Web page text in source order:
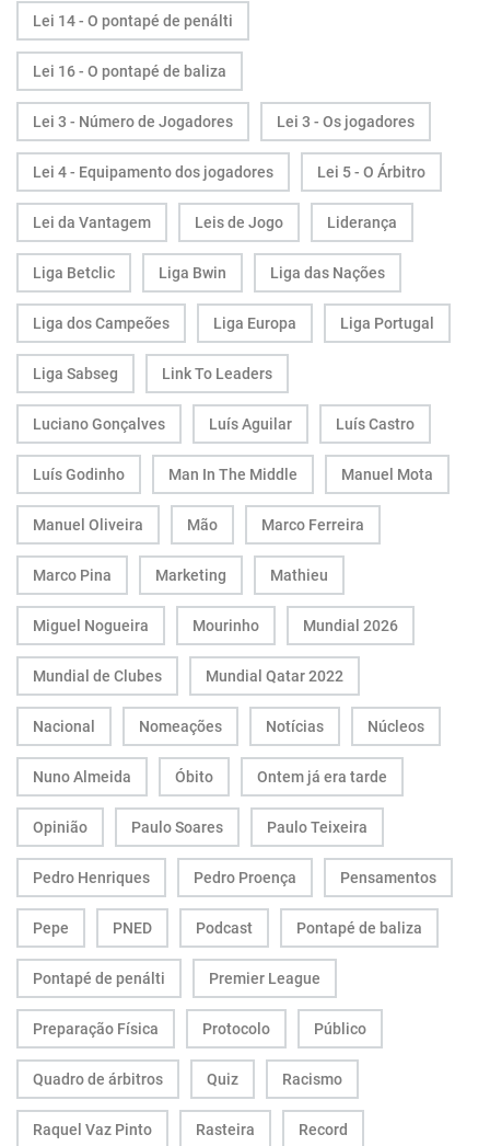
Lei 14 - O pontapé de penálti
Lei 16 - O pontapé de baliza
Lei 3 - Número de Jogadores Lei 3 - Os jogadores
Lei 4 - Equipamento dos jogadores Lei 5 - O Árbitro
Lei da Vantagem Leis de Jogo Liderança
Liga Betclic Liga Bwin Liga das Nações
Liga dos Campeões Liga Europa Liga Portugal
Liga Sabseg Link To Leaders
Luciano Gonçalves Luís Aguilar Luís Castro
Luís Godinho Man In The Middle Manuel Mota
Manuel Oliveira Mão Marco Ferreira
Marco Pina Marketing Mathieu
Miguel Nogueira Mourinho Mundial 2026
Mundial de Clubes Mundial Qatar 2022
Nacional Nomeações Notícias Núcleos
Nuno Almeida Óbito Ontem já era tarde
Opinião Paulo Soares Paulo Teixeira
Pedro Henriques Pedro Proença Pensamentos
Pepe PNED Podcast Pontapé de baliza
Pontapé de penálti Premier League
Preparação Física Protocolo Público
Quadro de árbitros Quiz Racismo
Raquel Vaz Pinto Rasteira Record